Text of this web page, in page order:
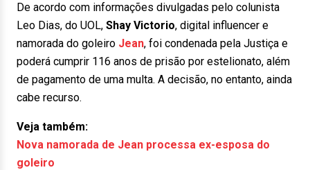
De acordo com informações divulgadas pelo colunista
Leo Dias, do UOL, Shay Victorio, digital influencer e
namorada do goleiro Jean, foi condenada pela Justiça e
poderá cumprir 116 anos de prisão por estelionato, além
de pagamento de uma multa. A decisão, no entanto, ainda
cabe recurso.
Veja também:
Nova namorada de Jean processa ex-esposa do
goleiro